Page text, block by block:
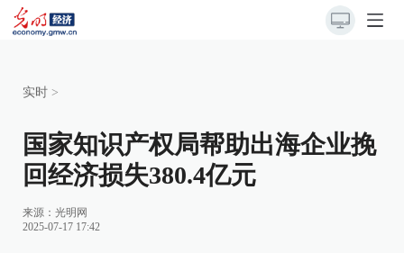
实时 >
国家知识产权局帮助出海企业挽
回经济损失380.4亿元
来源： 光明网
2025-07-17 17:42